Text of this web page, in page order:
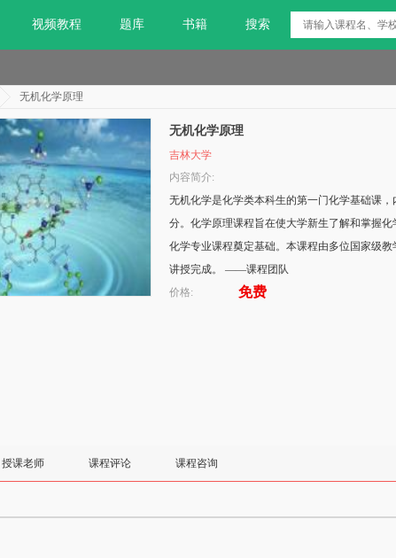
视频教程 题库 书籍 搜索
无机化学原理
无机化学原理
吉林大学
内容简介:
无机化学是化学类本科生的第一门化学基础课
分。化学原理课程旨在使大学新生了解和掌握
化学专业课程奠定基础。本课程由多位国家级
讲授完成。 ——课程团队
价格:
免费
授课老师 课程评论 课程咨询